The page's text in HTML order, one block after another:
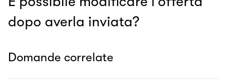
dopo averla inviata?
Domande correlate